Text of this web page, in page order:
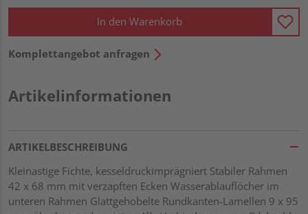
In den Warenkorb
Komplettangebot anfragen
Artikelinformationen
ARTIKELBESCHREIBUNG
Kleinastige Fichte, kesseldruckimprägniert Stabiler Rahmen
42 x 68 mm mit verzapften Ecken Wasserablauflöcher im
unteren Rahmen Glattgehobelte Rundkanten-Lamellen 9 x 95